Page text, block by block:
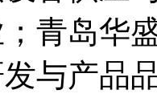
青岛华
与产品